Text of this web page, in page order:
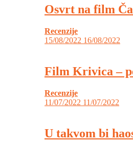
Osvrt na film
Recenzije
15/08/2022 16/08/2022
Film Krivica –
Recenzije
11/07/2022 11/07/2022
U takvom bi